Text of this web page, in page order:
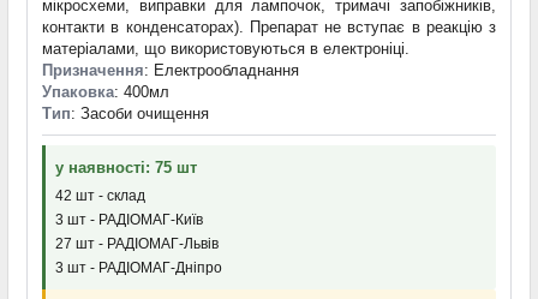
мікросхеми, виправки для лампочок, тримачі запобіжників,
контакти в конденсаторах). Препарат не вступає в реакцію з
матеріалами, що використовуються в електроніці.
Призначення: Електрообладнання
Упаковка: 400мл
Тип: Засоби очищення
у наявності: 75 шт
42 шт - склад
3 шт - РАДІОМАГ-Київ
27 шт - РАДІОМАГ-Львів
3 шт - РАДІОМАГ-Дніпро